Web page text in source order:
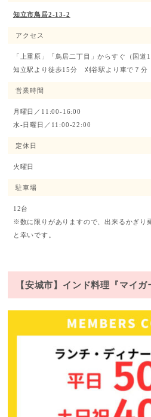
知立市鳥居2-13-2
アクセス
「上重原」「鳥居二丁目」からすぐ（国道
知立駅より徒歩15分 刈谷駅より車で７分
営業時間
月曜日／11:00-16:00
水-日曜日／11:00-22:00
定休日
火曜日
駐車場
12台
※数に限りがありますので、出来るかぎり
と幸いです。
【安城市】インド料理『マイガ